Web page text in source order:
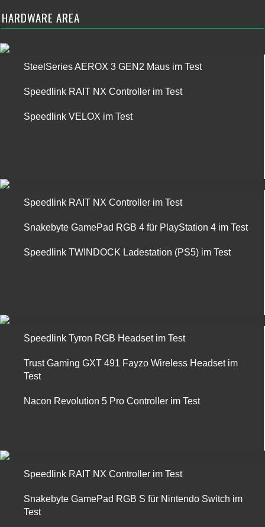
HARDWARE AREA
SteelSeries AEROX 3 GEN2 Maus im Test
Speedlink RAIT NX Controller im Test
Speedlink VELOX im Test
Speedlink RAIT NX Controller im Test
Snakebyte GamePad RGB 4 für PlayStation 4 im Test
Speedlink TWINDOCK Ladestation (PS5) im Test
Speedlink Tyron RGB Headset im Test
Trust Gaming GXT 491 Fayzo Wireless Headset im
Test
Nacon Revolution 5 Pro Controller im Test
Speedlink RAIT NX Controller im Test
Snakebyte GamePad RGB S für Nintendo Switch im
Test